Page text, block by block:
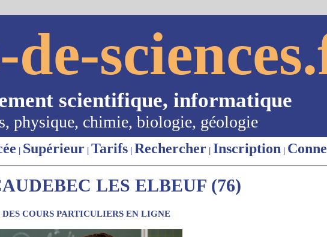
de-
scientifique, informatique
physique, chimie, biologie, géologie
| Supérieur | Tarifs | Rechercher | Inscription |
LES ELBEUF (76)
COURS PARTICULIERS EN LIGNE